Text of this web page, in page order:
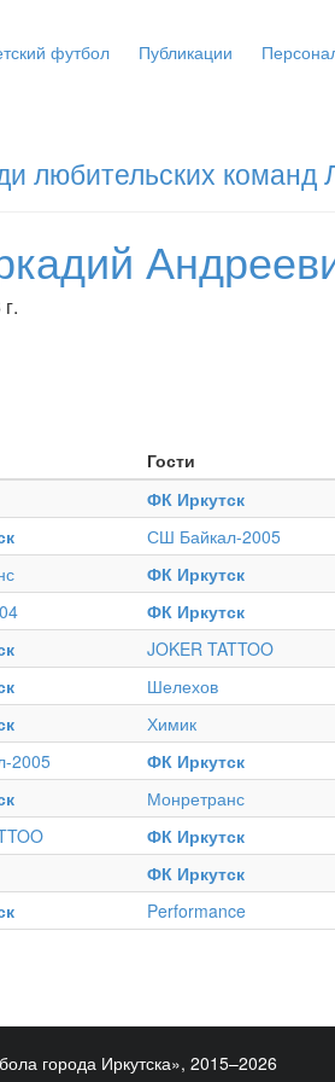
футбол Публикации
любительских команд
Гости
ФК Иркутск
СШ Байкал-2005
ФК Иркутск
ФК Иркутск
JOKER TATTOO
Шелехов
Химик
2005 ФК Иркутск
Монретранс
ФК Иркутск
ФК Иркутск
Performance
города Иркутска», 2015–2026